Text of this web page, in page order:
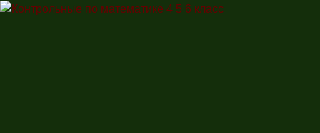
Перейти к основному